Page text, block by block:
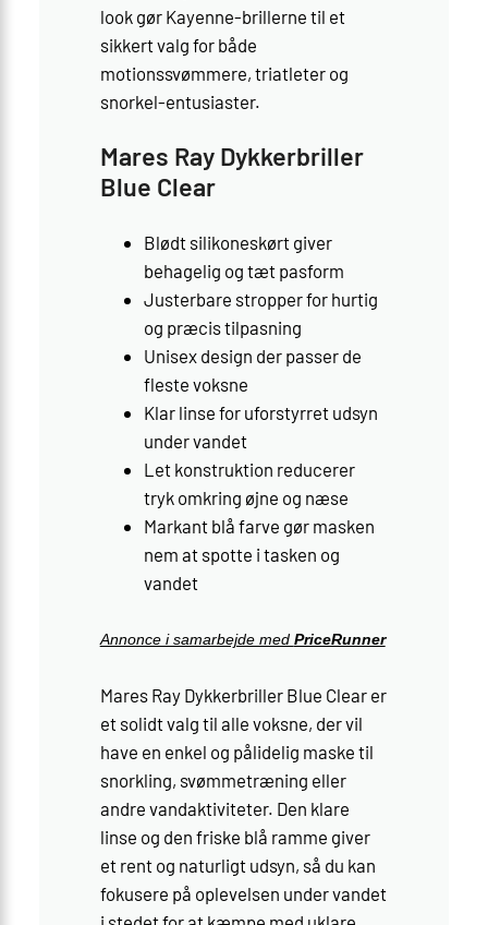
look gør Kayenne-brillerne til et
sikkert valg for både
motionssvømmere, triatleter og
snorkel-entusiaster.
Mares Ray Dykkerbriller
Blue Clear
Blødt silikoneskørt giver
behagelig og tæt pasform
Justerbare stropper for hurtig
og præcis tilpasning
Unisex design der passer de
fleste voksne
Klar linse for uforstyrret udsyn
under vandet
Let konstruktion reducerer
tryk omkring øjne og næse
Markant blå farve gør masken
nem at spotte i tasken og
vandet
Annonce i samarbejde med PriceRunner
Mares Ray Dykkerbriller Blue Clear er
et solidt valg til alle voksne, der vil
have en enkel og pålidelig maske til
snorkling, svømmetræning eller
andre vandaktiviteter. Den klare
linse og den friske blå ramme giver
et rent og naturligt udsyn, så du kan
fokusere på oplevelsen under vandet